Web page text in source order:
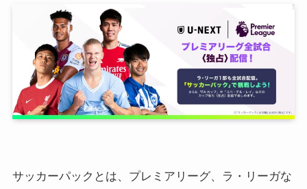
サッカーパックとは、プレミアリーグ、ラ・リーガな